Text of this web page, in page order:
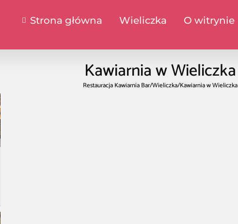
Strona główna Wieliczka O witrynie
Kawiarnia w Wieliczka
Restauracja Kawiarnia Bar/Wieliczka/Kawiarnia w Wieliczka